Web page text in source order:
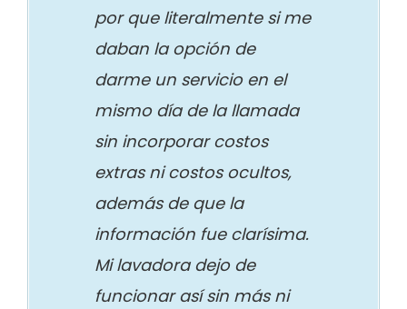
por que literalmente si me
daban la opción de
darme un servicio en el
mismo día de la llamada
sin incorporar costos
extras ni costos ocultos,
además de que la
información fue clarísima.
Mi lavadora dejo de
funcionar así sin más ni